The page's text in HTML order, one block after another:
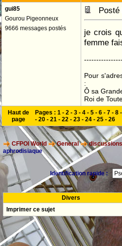
gui85
Gourou Pigeonneux
9666 messages postés
Posté
je crois
femme
Pour
:
Ô sa
Roi de
Haut de
page
Pages : 1 - 2 - 3 - 4 - 5 - 6 - 7 - 8 -
- 20 - 21 - 22 - 23 - 24 - 25 - 26
CFPOI World General
aphrodisiaque
Identification rapide :
Divers
Imprimer ce sujet